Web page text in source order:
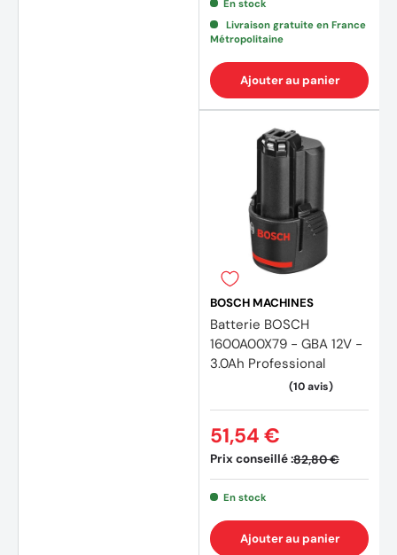
En stock
Livraison gratuite en France
Métropolitaine
Ajouter au panier
BOSCH MACHINES
Batterie BOSCH
1600A00X79 - GBA 12V -
3.0Ah Professional
Prix conseillé :82,80 €
51,54 €
En stock
Ajouter au panier